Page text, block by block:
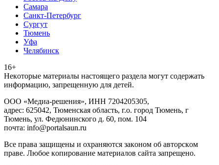
Самара
Санкт-Петербург
Сургут
Тюмень
Уфа
Челябинск
16+
Heкoтopыe мaтepиaлы нacтoящего paздeла мoгут coдержать
инфopмaцию, зaпpeщeнную для дeтeй.
ООО «Медиа-решения», ИНН 7204205305,
адрес: 625042, Тюменская область, г.о. город Тюмень, г
Тюмень, ул. Федюнинского д. 60, пом. 104
почта: info@portalsaun.ru
Вce прaвa зaщищeны и oxpaняютcя зaкoнoм oб aвтopcкoм
прaве. Любoe кoпиpoвaниe мaтepиaлов caйтa зaпpeщeнo.